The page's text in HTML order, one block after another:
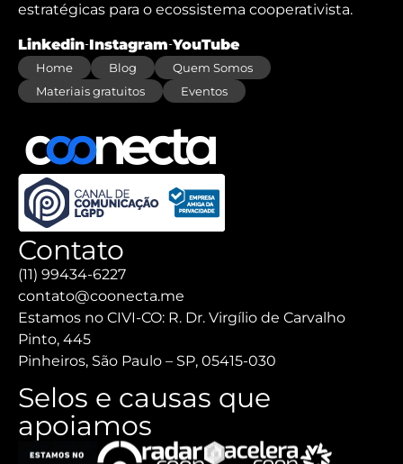
estratégicas para o ecossistema cooperativista.
Linkedin Instagram YouTube
Home Blog
Quem Somos
Materiais gratuitos
Eventos
Contato
(11) 99434-6227
contato@coonecta.me
Estamos no CIVI-CO: R. Dr. Virgílio de Carvalho
Pinto, 445
Pinheiros, São Paulo – SP, 05415-030
Selos e causas que
apoiamos